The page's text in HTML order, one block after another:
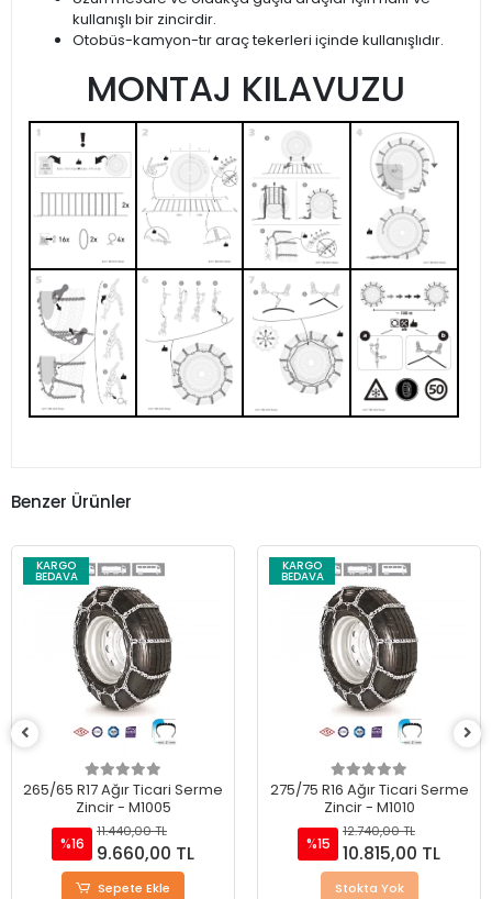
kullanışlı bir zincirdir.
Otobüs-kamyon-tır araç tekerleri içinde kullanışlıdır.
MONTAJ KILAVUZU
Benzer Ürünler
KARGO
BEDAVA
265/65 R17 Ağır Ticari Serme
Zincir - M1005
%16
11.440,00 TL
9.660,00 TL
Sepete Ekle
KARGO
BEDAVA
275/75 R16 Ağır Ticari Serme
Zincir - M1010
%15
12.740,00 TL
10.815,00 TL
Stokta Yok